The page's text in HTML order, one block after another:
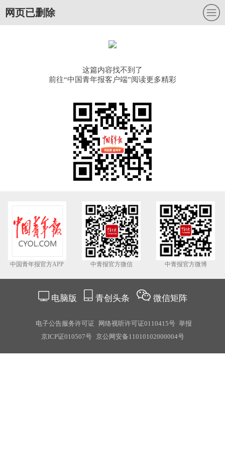
网页已删除
这篇内容找不到了
前往“中国青年报客户端”阅读更多精彩
中国青年报官方APP 中青报官方微信 中青报官方微博
电脑版 青创头条 微信矩阵
电子公告服务许可证 网络视听许可证0110415号 举报
京ICP证010507号 京公网安备11010102000004号